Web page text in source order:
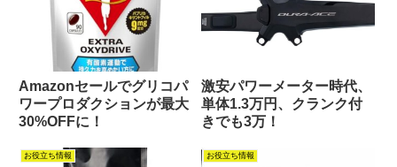
Amazonセールでグリコパ
ワープロダクションが最大
30%OFFに！
激安パワーメーター時代、
単体1.3万円、クランク付
きでも3万！
お役立ち情報 お役立ち情報